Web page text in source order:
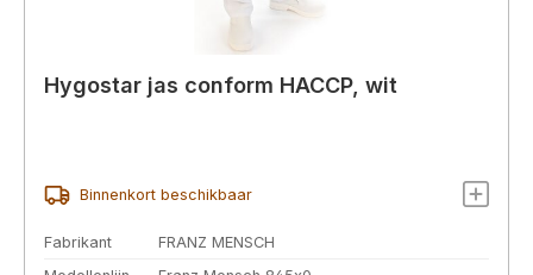
Hygostar jas conform HACCP, wit
Binnenkort beschikbaar
Fabrikant
FRANZ MENSCH